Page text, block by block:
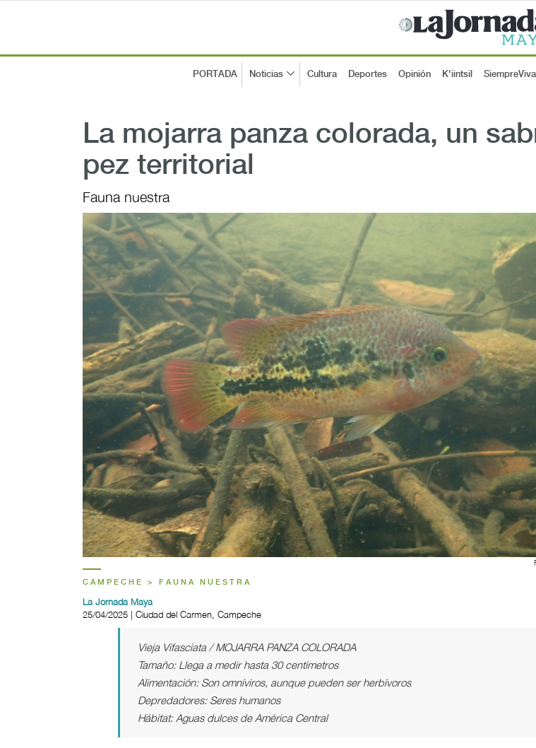
PORTADA Noticias Cultura Deportes Opinión K'iintsil SiempreViva
La mojarra panza colorada, un
pez territorial
Fauna nuestra
CAMPECHE > FAUNA NUESTRA
La Jornada Maya
25/04/2025 | Ciudad del Carmen, Campeche
Vieja Vifasciata / MOJARRA PANZA COLORADA
Tamaño: Llega a medir hasta 30 centímetros
Alimentación: Son omníviros, aunque pueden ser herbívoros
Depredadores: Seres humanos
Hábitat: Aguas dulces de América Central